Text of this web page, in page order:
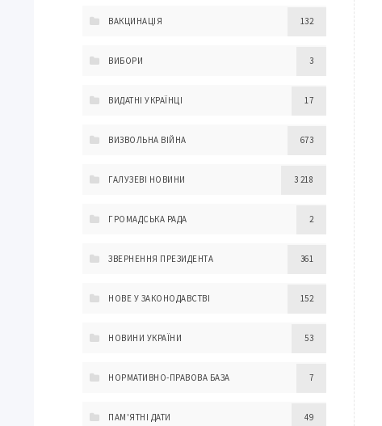
ВАКЦИНАЦІЯ 132
ВИБОРИ 3
ВИДАТНІ УКРАЇНЦІ 17
ВИЗВОЛЬНА ВІЙНА 673
ГАЛУЗЕВІ НОВИНИ 3 218
ГРОМАДСЬКА РАДА 2
ЗВЕРНЕННЯ ПРЕЗИДЕНТА 361
НОВЕ У ЗАКОНОДАВСТВІ 152
НОВИНИ УКРАЇНИ 53
НОРМАТИВНО-ПРАВОВА БАЗА 7
ПАМ'ЯТНІ ДАТИ 49